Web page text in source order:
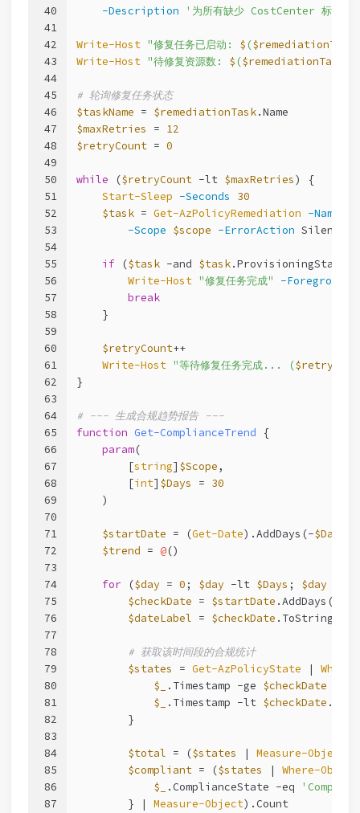
40
41
42
43
44
45
46
47
48
49
50
51
52
53
54
55
56
57
58
59
60
61
62
63
64
65
66
67
68
69
70
71
72
73
74
75
76
77
78
79
80
81
82
83
84
85
86
87
-Description
'为所有缺少 CostCenter 标记的
Write-Host "修复任务已启动: $ ($remediationTask
Write-Host "待修复资源数: $ ($remediationTask
# 轮询修复任务状态
$taskName = $remediationTask.Name
$maxRetries = 12
$retryCount = 0
while ($retryCount -lt $maxRetries) {
Start-Sleep -Seconds
30
$task = Get-AzPolicyRemediation -Name
-Scope $scope -ErrorAction
if ($task -and $task.ProvisioningState
Write-Host "修复任务完成"
-
break
    }
$retryCount++
Write-Host "等待修复任务完成... (
}
# --- 生成合规趋势报告 ---
function Get-ComplianceTrend {
param(
        [
string] $Scope,
        [
int] $Days = 30
    )
$startDate = (Get-Date).AddDays(-$Days
$trend = @()
for ($day = 0 ; $day -lt $Days ; $day
$checkDate = $startDate .AddDays(
$dateLabel = $checkDate .ToString(
# 获取该时间段的合规统计
$states = Get-AzPolicyState |
$_
.Timestamp -ge $checkDate
$_
.Timestamp -lt $checkDate
        }
$total = ($states | Measure-Object
$compliant = ($states | Where-Object
$_
.ComplianceState -eq
        } |
Measure-Object).Count